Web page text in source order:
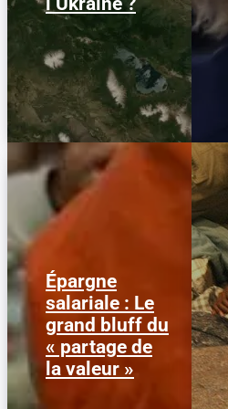
Épargne
salariale : Le
grand bluff du
« partage de
la valeur »
Alors que l'inflation et la
course aux profits
écrasent le pouvoir
d’achat, la loi « partage
de la...